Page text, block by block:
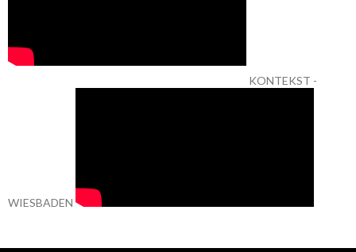
KONTEKST -
WIESBADEN